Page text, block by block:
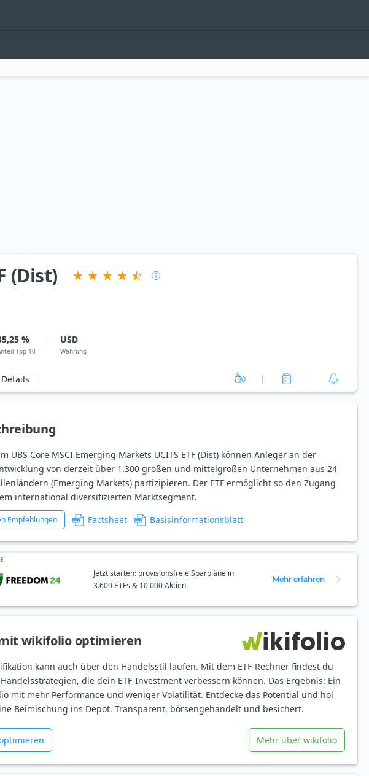
(Dist)
%
Top 10
USD
Währung
UBS Core MSCI Emerging Markets UCITS ETF (Dist) können Anleger an der
von derzeit über 1.300 großen und mittelgroßen Unternehmen aus 24
(Emerging Markets) partizipieren. Der ETF ermöglicht so den Zugang
international diversifizierten Marktsegment.
Empfehlungen Factsheet Basisinformationsblatt
Jetzt starten: provisionsfreie Sparpläne in
3.600 ETFs & 10.000 Aktien.
Mehr erfahren
mit wikifolio optimieren
kann auch über den Handelsstil laufen. Mit dem ETF-Rechner findest du
die dein ETF-Investment verbessern können. Das Ergebnis: Ein
mit mehr Performance und weniger Volatilität. Entdecke das Potential und hol
Beimischung ins Depot. Transparent, börsengehandelt und besichert.
Mehr über wikifolio